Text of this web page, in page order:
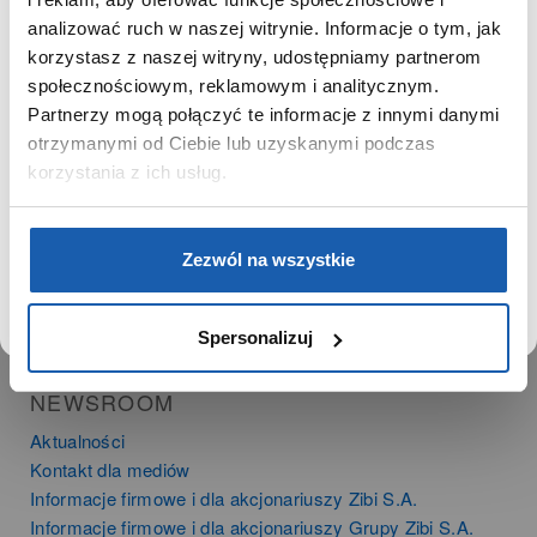
analizować ruch w naszej witrynie. Informacje o tym, jak
korzystasz z naszej witryny, udostępniamy partnerom
społecznościowym, reklamowym i analitycznym.
Partnerzy mogą połączyć te informacje z innymi danymi
otrzymanymi od Ciebie lub uzyskanymi podczas
korzystania z ich usług.
Zezwól na wszystkie
Spersonalizuj
PRODUKTY
Zegarki
Instrumenty muzyczne
Kalkulatory
SIECI SPRZEDAŻY
Salony muzyczne Riff
NEWSROOM
Aktualności
Kontakt dla mediów
Informacje firmowe i dla akcjonariuszy Zibi S.A.
Informacje firmowe i dla akcjonariuszy Grupy Zibi S.A.
SZANOWNA UŻYTKOWNICZKO
Używamy plików cookie w celach analitycznych,
statystycznych i marketingowych, w tym aby analizować
ruch w tej witrynie, optymalizować jej działanie oraz
zapamiętywać Twoje preferencje.